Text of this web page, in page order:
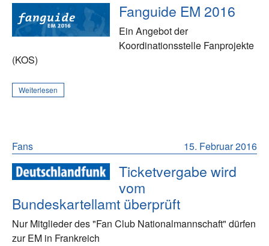
Fanguide EM 2016
Ein Angebot der
Koordinationsstelle Fanprojekte
(KOS)
Weiterlesen
15. Februar 2016
Fans
Ticketvergabe wird
vom
Bundeskartellamt überprüft
Nur Mitglieder des "Fan Club Nationalmannschaft" dürfen
zur EM in Frankreich